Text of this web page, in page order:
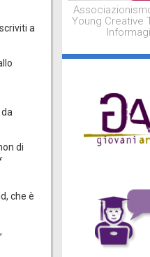
a
di
che è
Young Creative